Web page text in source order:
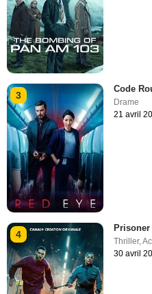
3
Code
Drame
21 avril
4
Prisoner
Thriller,
30 avril